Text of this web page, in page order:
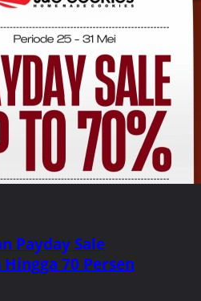
Payday Sale
70 Persen